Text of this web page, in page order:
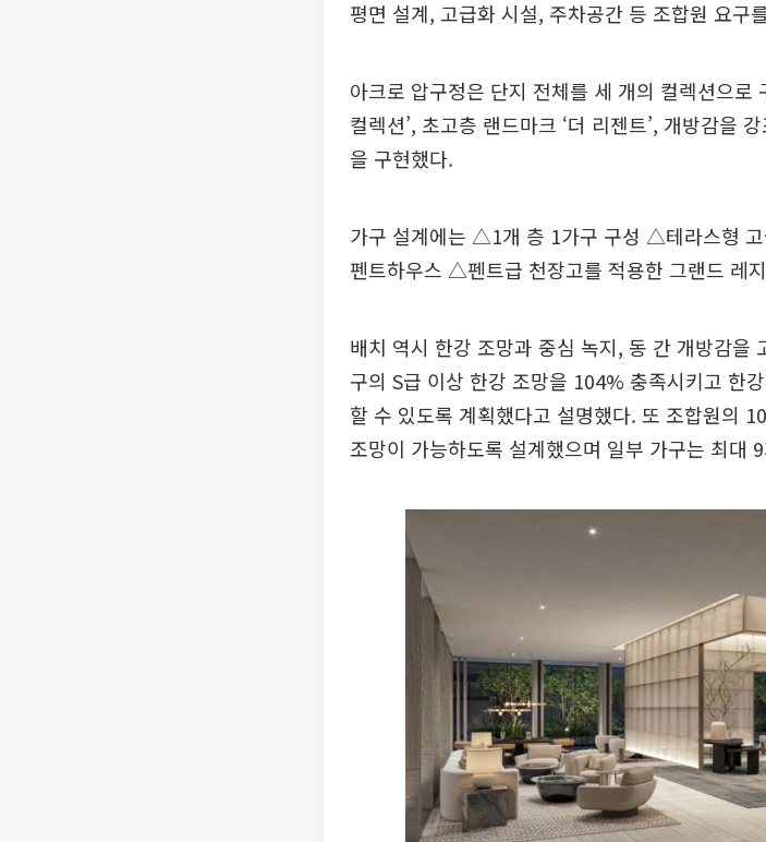
평면 설계, 고급화 시설, 주차공간 등 조합원 요구
아크로 압구정은 단지 전체를 세 개의 컬렉션으로
컬렉션’, 초고층 랜드마크 ‘더 리젠트’, 개방감을
을 구현했다.
가구 설계에는 △1개 층 1가구 구성 △테라스형
펜트하우스 △펜트급 천장고를 적용한 그랜드 레
배치 역시 한강 조망과 중심 녹지, 동 간 개방감을
구의 S급 이상 한강 조망을 104% 충족시키고 한
할 수 있도록 계획했다고 설명했다. 또 조합원의
조망이 가능하도록 설계했으며 일부 가구는 최대